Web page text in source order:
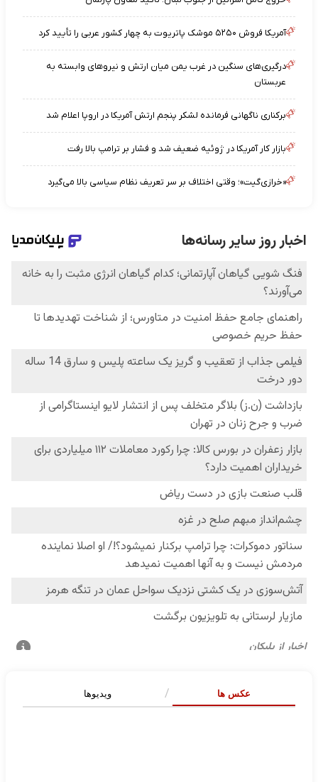
آمریکا فروش ۵۲۵۰ موشک پاتریوت به چهار کشور عربی را تأیید کرد
درگیری‌های سنگین در غرب یمن میان ارتش و نیروهای وابسته به
عربستان
برکناری ناگهانی فرمانده لشکر پنجم ارتش آمریکا در اروپا اعلام شد
بازار کار آمریکا در ژوئیه ضعیف شد و فشار بر ترامپ بالا رفت
«خرازی‌گیت»؛ وقتی اختلاف بر سر تعریف نظام سیاسی بالا می‌گیرد
عکس ها ویدیوها